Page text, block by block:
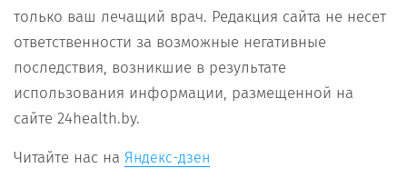
только ваш лечащий врач. Редакция сайта не несет
ответственности за возможные негативные
последствия, возникшие в результате
использования информации, размещенной на
сайте 24health.by.
Читайте нас на Яндекс-дзен